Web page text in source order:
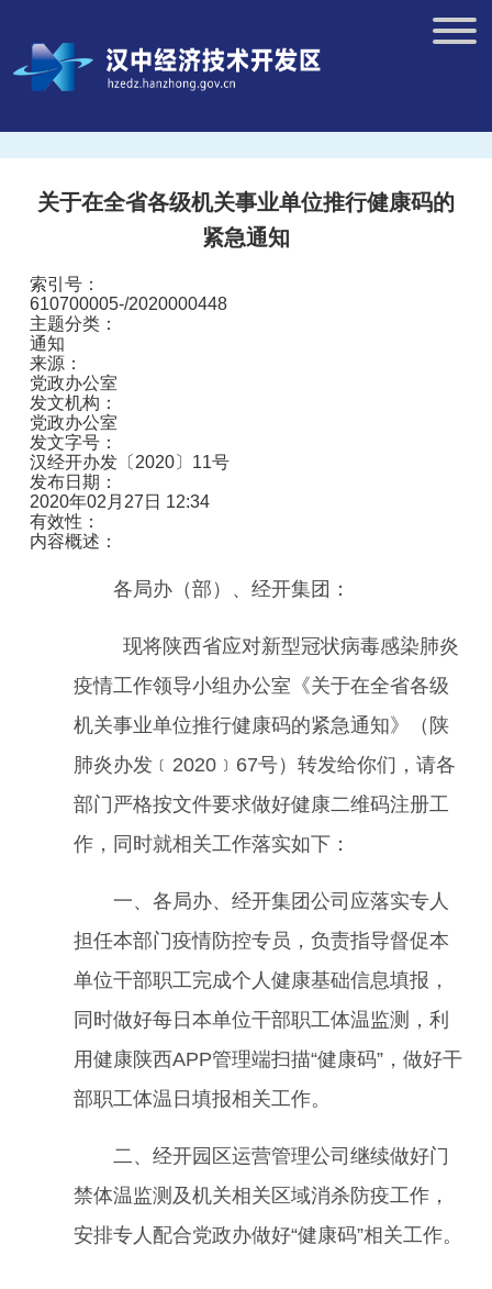
关于在全省各级机关事业单位推行健康码的
紧急通知
索引号：
610700005-/2020000448
主题分类：
通知
来源：
党政办公室
发文机构：
党政办公室
发文字号：
汉经开办发〔2020〕11号
发布日期：
2020年02月27日 12:34
有效性：
内容概述：
各局办（部）、经开集团：
现将陕西省应对新型冠状病毒感染肺炎
疫情工作领导小组办公室《关于在全省各级
机关事业单位推行健康码的紧急通知》（陕
肺炎办发﹝2020﹞67号）转发给你们，请各
部门严格按文件要求做好健康二维码注册工
作，同时就相关工作落实如下：
一、各局办、经开集团公司应落实专人
担任本部门疫情防控专员，负责指导督促本
单位干部职工完成个人健康基础信息填报，
同时做好每日本单位干部职工体温监测，利
用健康陕西APP管理端扫描“健康码”，做好干
部职工体温日填报相关工作。
二、经开园区运营管理公司继续做好门
禁体温监测及机关相关区域消杀防疫工作，
安排专人配合党政办做好“健康码”相关工作。